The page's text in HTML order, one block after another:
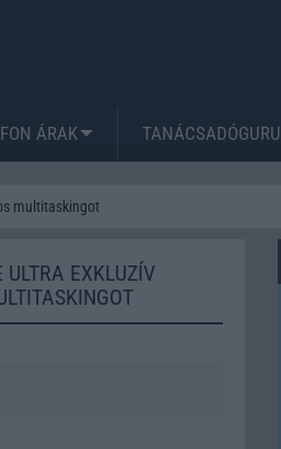
ÁRAK TANÁCSADÓGURU
multitaskingot
EXKLUZÍV